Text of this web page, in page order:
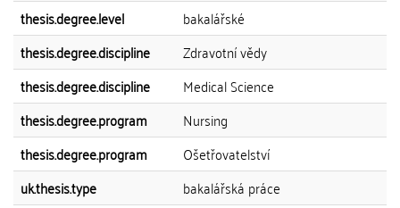
thesis.degree.level
bakalářské
thesis.degree.discipline
Zdravotní vědy
thesis.degree.discipline
Medical Science
thesis.degree.program
Nursing
thesis.degree.program
Ošetřovatelství
uk.thesis.type
bakalářská práce